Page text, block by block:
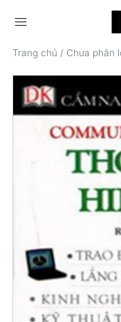
menu
Trang chủ / Chưa phân